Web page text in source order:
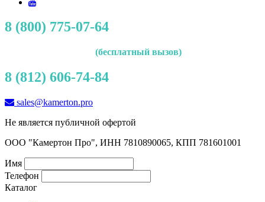
8 (800) 775-07-64
(бесплатный вызов)
8 (812) 606-74-84
sales@kamerton.pro
Не является публичной офертой
ООО "Камертон Про", ИНН 7810890065, КПП 781601001
Имя
Телефон
Каталог